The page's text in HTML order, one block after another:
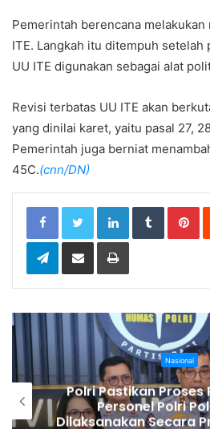
Pemerintah berencana
ITE. Langkah itu ditempuh
UU ITE digunakan sebagai alat
Revisi terbatas UU ITE akan
yang dinilai karet, yaitu pasal 27,
Pemerintah juga berniat
45C.(cnn/DN)
LinkedIn Tumblr Pinterest
Telegram Print
Nasional
Raih Popular
Award 2026,
Publik Kementerian